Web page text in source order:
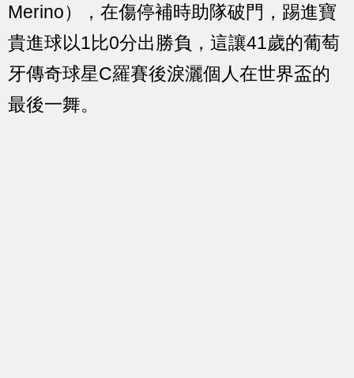
Merino），在傷停補時助隊破門，踢進寶
貴進球以1比0分出勝負，這讓41歲的葡萄
牙傳奇球星C羅賽後淚灑個人在世界盃的
最後一舞。